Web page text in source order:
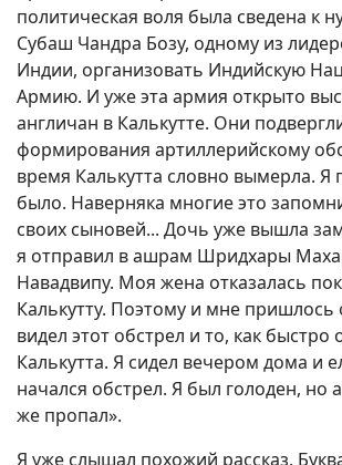
политическая воля была сведена к
Субаш Чандра Бозу, одному из
Индии, организовать Индийскую
Армию. И уже эта армия открыто
англичан в Калькутте. Они
формирования артиллерийскому
время Калькутта словно вымерла. Я
было. Наверняка многие это
своих сыновей... Дочь уже вышла
я отправил в ашрам Шридхары
Навадвипу. Моя жена отказалась
Калькутту. Поэтому и мне пришлось
видел этот обстрел и то, как быстро
Калькутта. Я сидел вечером дома и
начался обстрел. Я был голоден, но
же пропал».
Я уже слышал похожий рассказ.